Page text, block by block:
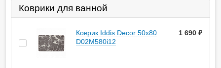
Коврики для ванной
Коврик Iddis Decor 50х80
D02M580i12
1 690